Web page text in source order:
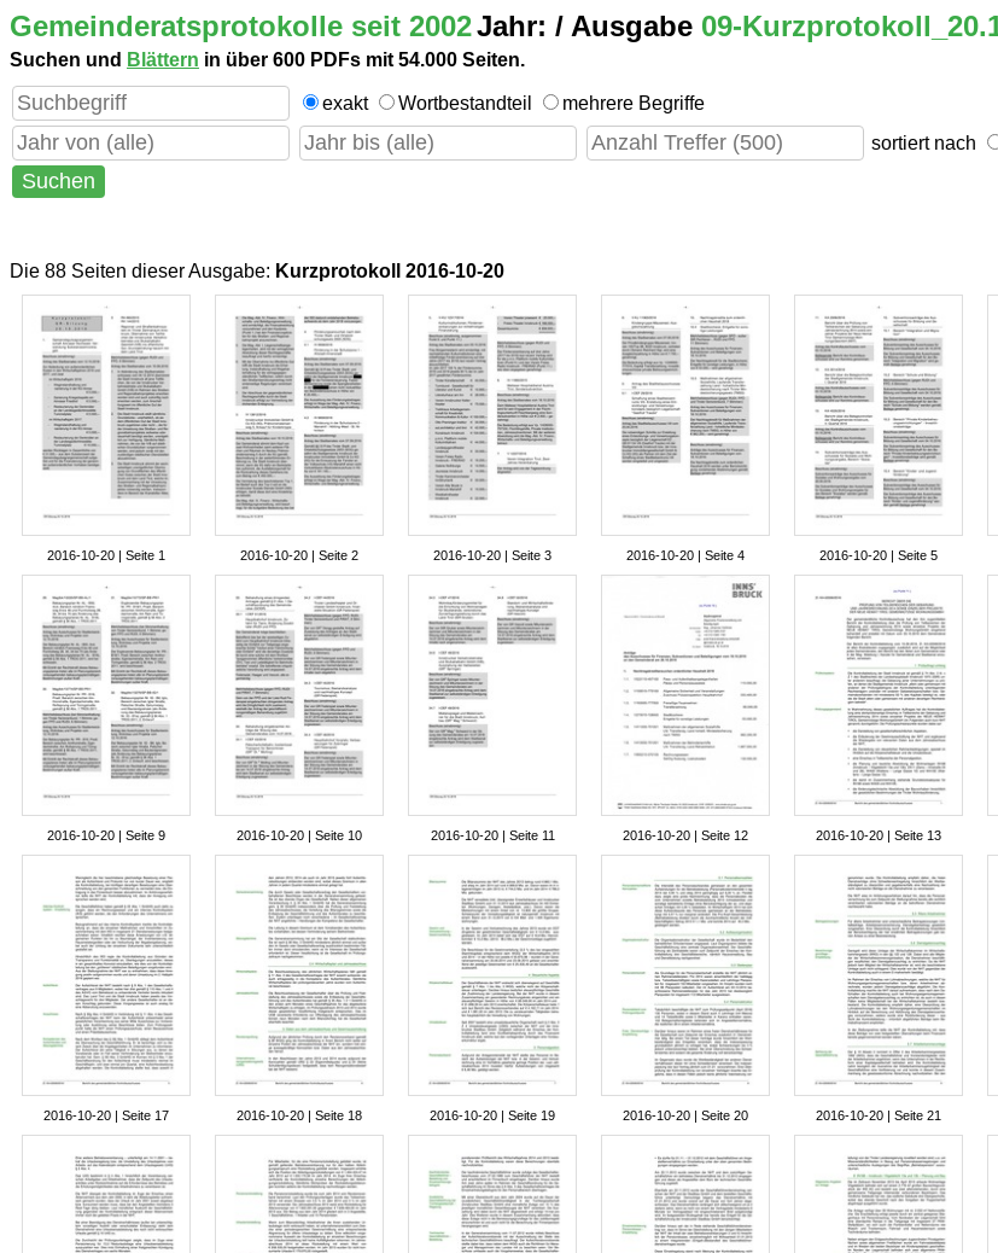
Gemeinderatsprotokolle seit 2002Jahr: / Ausgabe 09-
Suchen und Blättern in über 600 PDFs mit 54.000 Seiten.
exakt Wortbestandteil
mehrere Begriffe
sortiert nach
Die 88 Seiten dieser Ausgabe: Kurzprotokoll 2016-10-20
2016-10-20 | Seite 1 2016-10-20 | Seite 2 2016-10-20 | Seite 3 2016-10-20 | Seite 4 2016-10-20 | Seite 5
2016-10-20 | Seite 9 2016-10-20 | Seite 10 2016-10-20 | Seite 11 2016-10-20 | Seite 12 2016-10-20 | Seite 13
2016-10-20 | Seite 17 2016-10-20 | Seite 18 2016-10-20 | Seite 19 2016-10-20 | Seite 20 2016-10-20 | Seite 21